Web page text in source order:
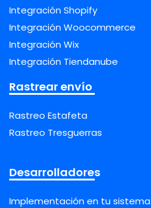
Integración Shopify
Integración Woocommerce
Integración Wix
Integración Tiendanube
Rastrear envío
Rastreo Estafeta
Rastreo Tresguerras
Desarrolladores
Implementación en tu sistema